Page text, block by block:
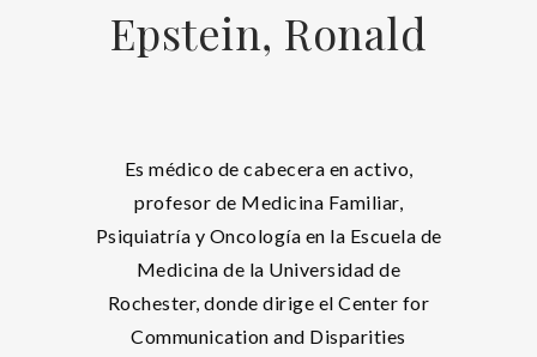
Epstein, Ronald
Es médico de cabecera en activo,
profesor de Medicina Familiar,
Psiquiatría y Oncología en la Escuela de
Medicina de la Universidad de
Rochester, donde dirige el Center for
Communication and Disparities